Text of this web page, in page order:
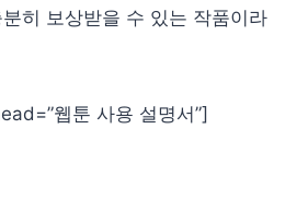
히 보상받을 수 있는 작품이라
웹툰 사용 설명서”]